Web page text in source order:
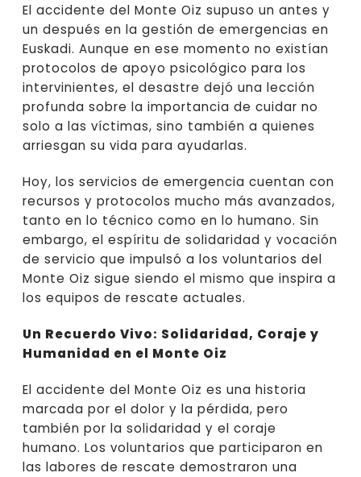
El accidente del Monte Oiz supuso un antes y
un después en la gestión de emergencias en
Euskadi. Aunque en ese momento no existían
protocolos de apoyo psicológico para los
intervinientes, el desastre dejó una lección
profunda sobre la importancia de cuidar no
solo a las víctimas, sino también a quienes
arriesgan su vida para ayudarlas.
Hoy, los servicios de emergencia cuentan con
recursos y protocolos mucho más avanzados,
tanto en lo técnico como en lo humano. Sin
embargo, el espíritu de solidaridad y vocación
de servicio que impulsó a los voluntarios del
Monte Oiz sigue siendo el mismo que inspira a
los equipos de rescate actuales.
Un Recuerdo Vivo: Solidaridad, Coraje y
Humanidad en el Monte Oiz
El accidente del Monte Oiz es una historia
marcada por el dolor y la pérdida, pero
también por la solidaridad y el coraje
humano. Los voluntarios que participaron en
las labores de rescate demostraron una